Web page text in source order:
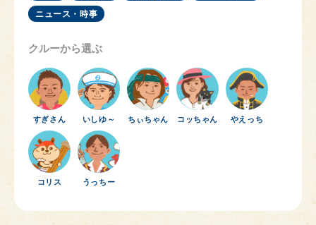
ニュース・時事
クルーから選ぶ
すぎさん いしゆ～ ちぃちゃん コッちゃん やえっち
コリス うっちー